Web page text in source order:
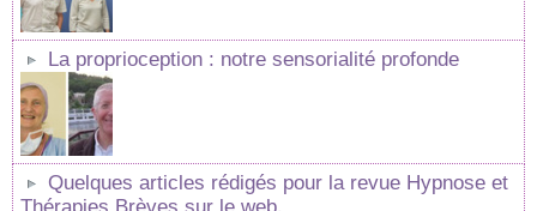
La proprioception : notre sensorialité profonde
Quelques articles rédigés pour la revue Hypnose et